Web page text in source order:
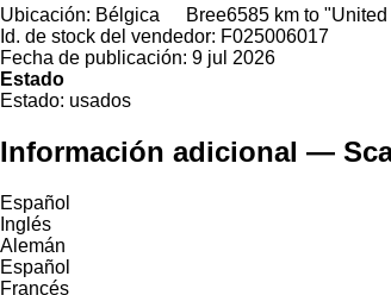
Ubicación: Bélgica Bree6585 km to
Id. de stock del vendedor: F025006017
Fecha de publicación: 9 jul 2026
Estado
Estado: usados
Información adicional —
Español
Inglés
Alemán
Español
Francés